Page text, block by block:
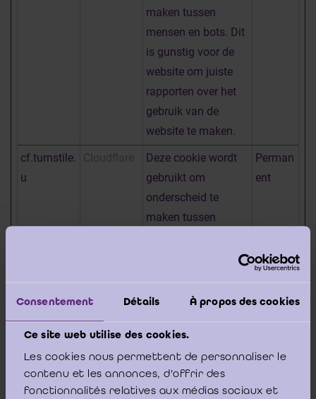
Consentement Détails À propos des cookies
Ce site web utilise des cookies.
Les cookies nous permettent de personnaliser le
contenu et les annonces, d'offrir des
fonctionnalités relatives aux médias sociaux et
maken tussen
mensen en bots. Dit
is gunstig voor de
website om juiste
rapporten over het
gebruik van de
website te maken.
cf.turnstile.
u
Cloudflare
Deze cookie wordt
gebruikt om
onderscheid te
maken tussen
Perman
ent
gebruiker op voor
1 jaar
rc::a
Deze cookie wordt
gebruikt om
onderscheid te
Perman